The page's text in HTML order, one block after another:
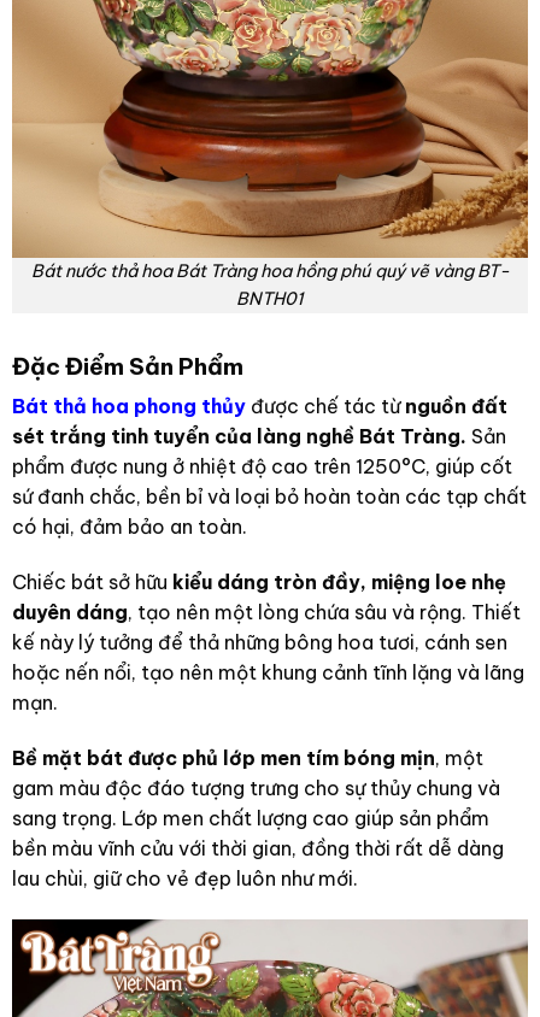
Bát nước thả hoa Bát Tràng hoa hồng phú quý vẽ vàng BT-
BNTH01
Đặc Điểm Sản Phẩm
Bát thả hoa phong thủy được chế tác từ nguồn đất
sét trắng tinh tuyển của làng nghề Bát Tràng. Sản
phẩm được nung ở nhiệt độ cao trên 1250°C, giúp cốt
sứ đanh chắc, bền bỉ và loại bỏ hoàn toàn các tạp chất
có hại, đảm bảo an toàn.
Chiếc bát sở hữu kiểu dáng tròn đầy, miệng loe nhẹ
duyên dáng, tạo nên một lòng chứa sâu và rộng. Thiết
kế này lý tưởng để thả những bông hoa tươi, cánh sen
hoặc nến nổi, tạo nên một khung cảnh tĩnh lặng và lãng
mạn.
Bề mặt bát được phủ lớp men tím bóng mịn, một
gam màu độc đáo tượng trưng cho sự thủy chung và
sang trọng. Lớp men chất lượng cao giúp sản phẩm
bền màu vĩnh cửu với thời gian, đồng thời rất dễ dàng
lau chùi, giữ cho vẻ đẹp luôn như mới.